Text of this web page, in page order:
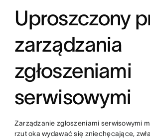
Uproszczony
zarządzania
zgłoszeniami
serwisowymi
Zarządzanie zgłoszeniami serwisowymi
rzut oka wydawać się zniechęcające,